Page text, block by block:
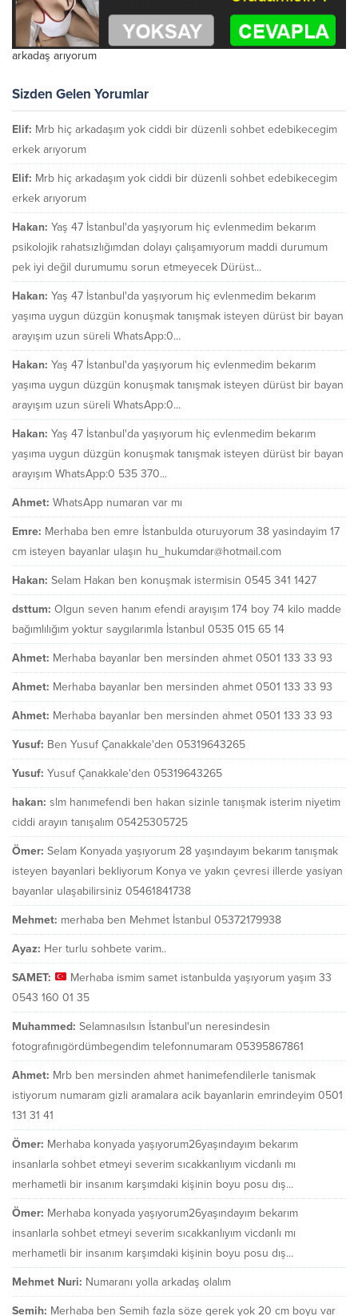
arkadaş arıyorum
Sizden Gelen Yorumlar
Elif: Mrb hiç arkadaşım yok ciddi bir düzenli sohbet edebikecegim
erkek arıyorum
Elif: Mrb hiç arkadaşım yok ciddi bir düzenli sohbet edebikecegim
erkek arıyorum
Hakan: Yaş 47 İstanbul'da yaşıyorum hiç evlenmedim bekarım
psikolojik rahatsızlığımdan dolayı çalışamıyorum maddi durumum
pek iyi değil durumumu sorun etmeyecek Dürüst...
Hakan: Yaş 47 İstanbul'da yaşıyorum hiç evlenmedim bekarım
yaşıma uygun düzgün konuşmak tanışmak isteyen dürüst bir bayan
arayışım uzun süreli WhatsApp:0...
Hakan: Yaş 47 İstanbul'da yaşıyorum hiç evlenmedim bekarım
yaşıma uygun düzgün konuşmak tanışmak isteyen dürüst bir bayan
arayışım uzun süreli WhatsApp:0...
Hakan: Yaş 47 İstanbul'da yaşıyorum hiç evlenmedim bekarım
yaşıma uygun düzgün konuşmak tanışmak isteyen dürüst bir bayan
arayışım WhatsApp:0 535 370...
Ahmet: WhatsApp numaran var mı
Emre: Merhaba ben emre İstanbulda oturuyorum 38 yasindayim 17
cm isteyen bayanlar ulaşın hu_hukumdar@hotmail.com
Hakan: Selam Hakan ben konuşmak istermisin 0545 341 1427
dsttum: Olgun seven hanım efendi arayışım 174 boy 74 kilo madde
bağımlılığım yoktur saygılarımla İstanbul 0535 015 65 14
Ahmet: Merhaba bayanlar ben mersinden ahmet 0501 133 33 93
Ahmet: Merhaba bayanlar ben mersinden ahmet 0501 133 33 93
Ahmet: Merhaba bayanlar ben mersinden ahmet 0501 133 33 93
Yusuf: Ben Yusuf Çanakkale'den 05319643265
Yusuf: Yusuf Çanakkale'den 05319643265
hakan: slm hanımefendi ben hakan sizinle tanışmak isterim niyetim
ciddi arayın tanışalım 05425305725
Ömer: Selam Konyada yaşıyorum 28 yaşındayım bekarım tanışmak
isteyen bayanlari bekliyorum Konya ve yakın çevresi illerde yasiyan
bayanlar ulaşabilirsiniz 05461841738
Mehmet: merhaba ben Mehmet İstanbul 05372179938
Ayaz: Her turlu sohbete varim..
SAMET:
Merhaba ismim samet istanbulda yaşıyorum yaşım 33
0543 160 01 35
Muhammed: Selamnasılsın İstanbul'un neresindesin
fotografınıgördümbegendim telefonnumaram 05395867861
Ahmet: Mrb ben mersinden ahmet hanimefendilerle tanismak
istiyorum numaram gizli aramalara acik bayanlarin emrindeyim 0501
131 31 41
Ömer: Merhaba konyada yaşıyorum26yaşındayım bekarım
insanlarla sohbet etmeyi severim sıcakkanlıyım vicdanlı mı
merhametli bir insanım karşımdaki kişinin boyu posu dış...
Ömer: Merhaba konyada yaşıyorum26yaşındayım bekarım
insanlarla sohbet etmeyi severim sıcakkanlıyım vicdanlı mı
merhametli bir insanım karşımdaki kişinin boyu posu dış...
Mehmet Nuri: Numaranı yolla arkadaş olalım
Semih: Merhaba ben Semih fazla söze gerek yok 20 cm boyu var